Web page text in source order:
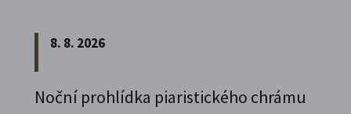
8. 8. 2026
Noční prohlídka piaristického chrámu